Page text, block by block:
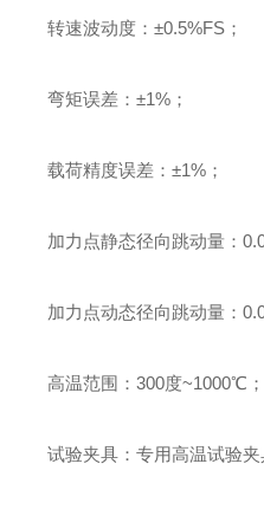
转速波动度 ： ±0.5%FS ；
弯矩误差 ： ±1% ；
载荷精度误差 ： ±1% ；
加力点静态径向跳动量 ：
加力点动态径向跳动量 ：
高温范围 ： 300度~1000℃ ；
试验夹具 ： 专用高温试验